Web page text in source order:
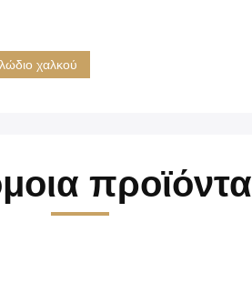
χαλκού
προϊόντα